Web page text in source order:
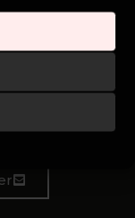
« sujet de
entendre cette